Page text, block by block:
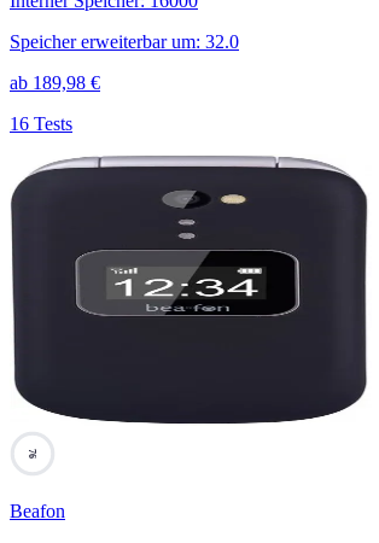
Speicher erweiterbar um: 32.0
ab 189,98 €
16 Tests
76
Beafon